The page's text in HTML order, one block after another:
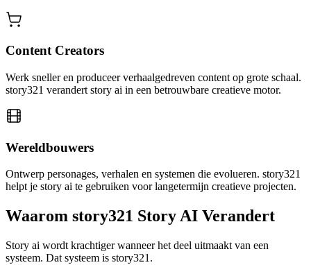
Content Creators
Werk sneller en produceer verhaalgedreven content op grote schaal.
story321 verandert story ai in een betrouwbare creatieve motor.
Wereldbouwers
Ontwerp personages, verhalen en systemen die evolueren. story321
helpt je story ai te gebruiken voor langetermijn creatieve projecten.
Waarom story321 Story AI Verandert
Story ai wordt krachtiger wanneer het deel uitmaakt van een
systeem. Dat systeem is story321.